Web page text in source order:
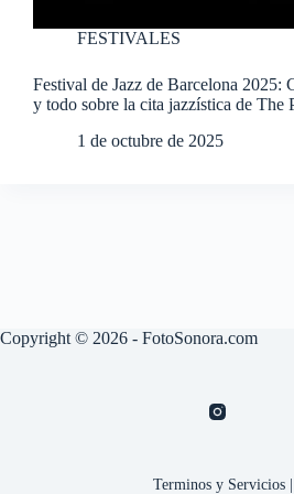
FESTIVALES
Festival de Jazz de Barcelona 2025:
y todo sobre la cita jazzística de The
1 de octubre de 2025
Copyright © 2026 - FotoSonora.com
Terminos y Servicios